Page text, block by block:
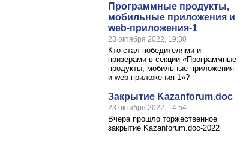
Программные продукты,
мобильные приложения и
web-приложения-1
23 октября 2022, 19:30
Кто стал победителями и
призерами в секции «Программные
продукты, мобильные приложения
и web-приложения-1»?
Закрытие Kazanforum.doc
23 октября 2022, 14:54
Вчера прошло торжественное
закрытие Kazanforum.doc-2022